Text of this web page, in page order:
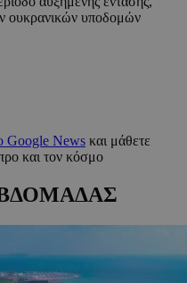
ουκρανικών υποδομών
Google News και μάθετε
και τον κόσμο